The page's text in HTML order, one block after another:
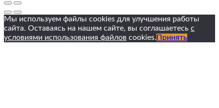
Мы используем файлы cookies для улучшения работы
сайта. Оставаясь на нашем сайте, вы соглашаетесь с
условиями использования файлов cookies. Принять